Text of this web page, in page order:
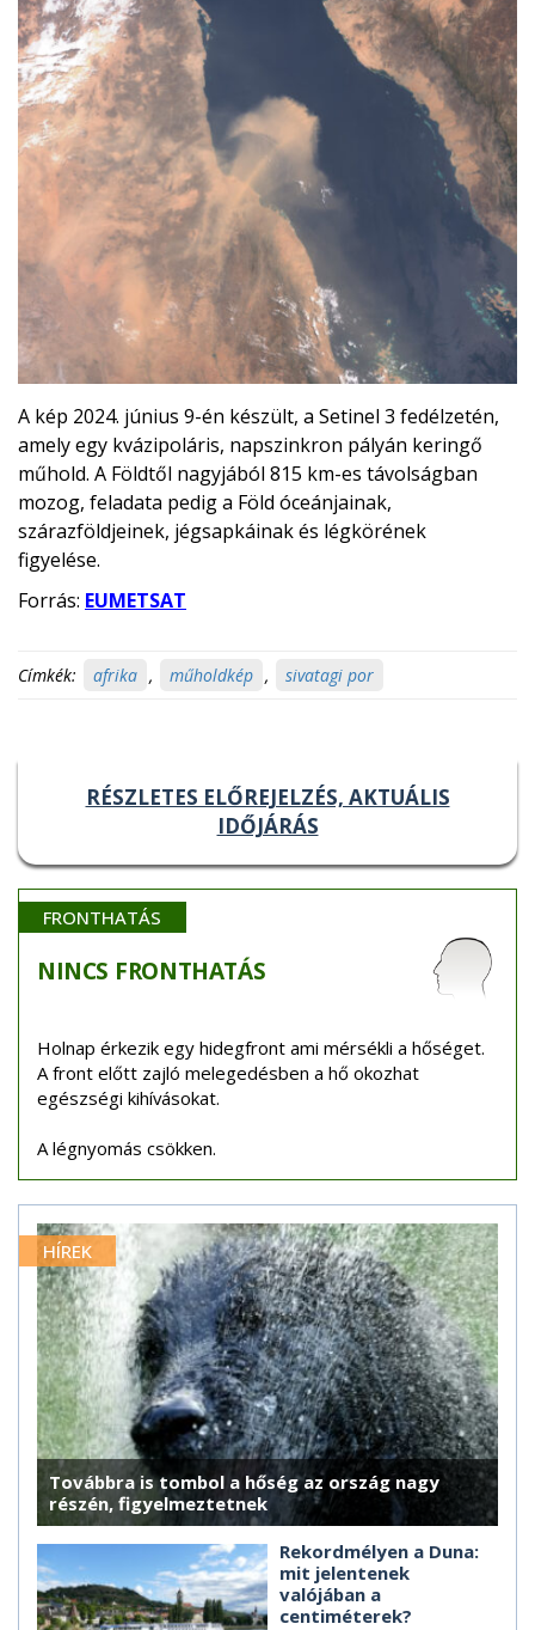
A kép 2024. június 9-én készült, a Setinel 3 fedélzetén,
amely egy kvázipoláris, napszinkron pályán keringő
műhold. A Földtől nagyjából 815 km-es távolságban
mozog, feladata pedig a Föld óceánjainak,
szárazföldjeinek, jégsapkáinak és légkörének
figyelése.
Forrás: EUMETSAT
Címkék: afrika , műholdkép , sivatagi por
RÉSZLETES ELŐREJELZÉS, AKTUÁLIS
IDŐJÁRÁS
FRONTHATÁS
NINCS FRONTHATÁS
Holnap érkezik egy hidegfront ami mérsékli a hőséget.
A front előtt zajló melegedésben a hő okozhat
egészségi kihívásokat.
A légnyomás csökken.
HÍREK
Továbbra is tombol a hőség az ország nagy
részén, figyelmeztetnek
Rekordmélyen a Duna:
mit jelentenek
valójában a
centiméterek?